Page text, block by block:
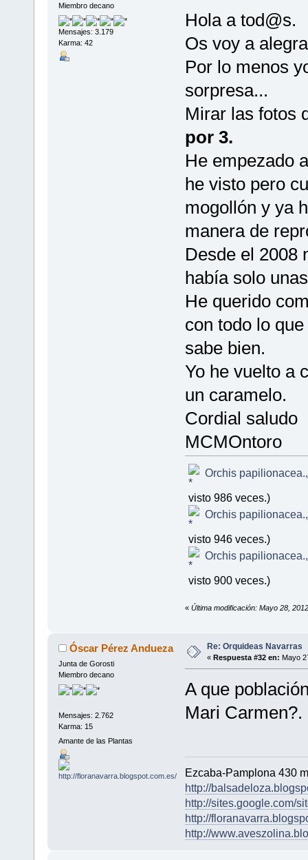
Miembro decano
Mensajes: 3.179
Karma: 42
Hola a tod@s.
Os voy a
Por lo menos
sorpresa...
Mirar las fotos
por 3.
He empezado
he visto pero
mogollón y ya
manera de
Desde el 2008
había solo
He querido
con todo lo
sabe bien.
Yo he vuelto a
un caramelo.
Cordial saludo
MCMOntoro
Orchis
visto 986 veces.)
Orchis
visto 946 veces.)
Orchis
visto 900 veces.)
« Última modificación: Mayo 28,
Óscar Pérez Andueza
Junta de Gorosti
Miembro decano
Mensajes: 2.762
Karma: 15
Amante de las Plantas
Re: Orquideas Navarras
« Respuesta #32 en: Mayo
A que
Mari Carmen?.
Ezcaba-Pamplona 430
http://
http://sites.google.com/
http://
http://